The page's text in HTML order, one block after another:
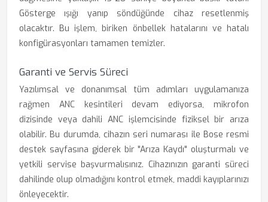
Gösterge ışığı yanıp söndüğünde cihaz resetlenmiş
olacaktır. Bu işlem, biriken önbellek hatalarını ve hatalı
konfigürasyonları tamamen temizler.
Garanti ve Servis Süreci
Yazılımsal ve donanımsal tüm adımları uygulamanıza
rağmen ANC kesintileri devam ediyorsa, mikrofon
dizisinde veya dahili ANC işlemcisinde fiziksel bir arıza
olabilir. Bu durumda, cihazın seri numarası ile Bose resmi
destek sayfasına giderek bir "Arıza Kaydı" oluşturmalı ve
yetkili servise başvurmalısınız. Cihazınızın garanti süreci
dahilinde olup olmadığını kontrol etmek, maddi kayıplarınızı
önleyecektir.